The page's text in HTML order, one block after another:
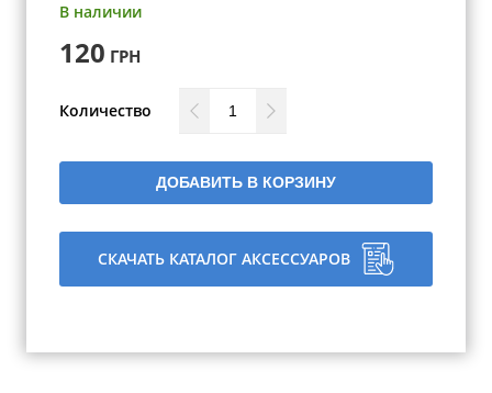
В наличии
120 ГРН
Количество
ДОБАВИТЬ В КОРЗИНУ
СКАЧАТЬ КАТАЛОГ АКСЕССУАРОВ